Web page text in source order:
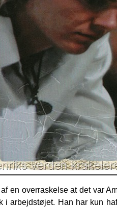
en overraskelse at det var
i arbejdstøjet. Han har kun